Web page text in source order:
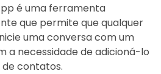
é uma ferramenta
que permite que qualquer
uma conversa com um
a necessidade de adicioná-lo
contatos.